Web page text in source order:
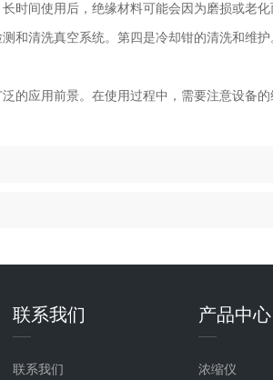
时间使用后，绝缘材料可能会因为磨损或
和清洗真空系统。第四是冷却钳的清洗和维
应用前景。在使用过程中，需要注意设备的
联系我们
联系我们
产品中心
浓缩仪